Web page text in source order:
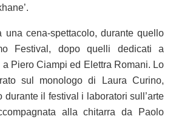
una cena-spettacolo, durante quello
Festival, dopo quelli dedicati a
Piero Ciampi ed Elettra Romani. Lo
sul monologo di Laura Curino,
durante il festival i laboratori sull’arte
alla chitarra da Paolo